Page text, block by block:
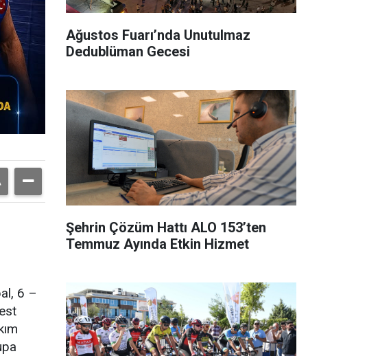
6 –
Ağustos Fuarı’nda Unutulmaz
Dedublüman Gecesi
Şehrin Çözüm Hattı ALO 153’ten
Temmuz Ayında Etkin Hizmet